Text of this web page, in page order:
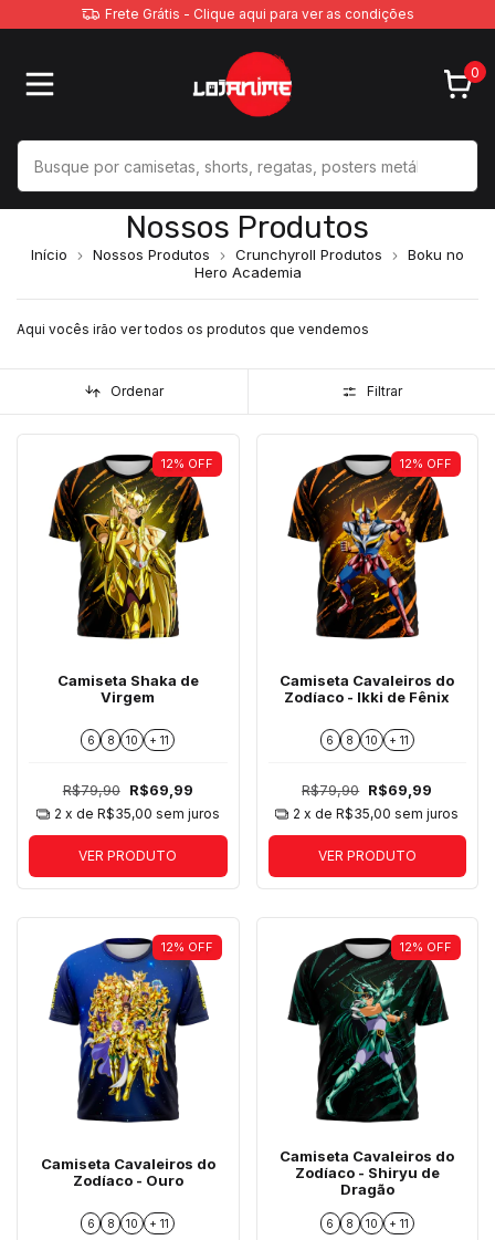
Frete Grátis - Clique aqui para ver as condições
0
Nossos Produtos
Início Nossos Produtos Crunchyroll Produtos
Boku no
Hero Academia
Aqui vocês irão ver todos os produtos que vendemos
Ordenar Filtrar
12% OFF
Camiseta Shaka de
Virgem
6 8 10 + 11
R$79,90 R$69,99
2 x de R$35,00 sem juros
VER PRODUTO
12% OFF
Camiseta Cavaleiros do
Zodíaco - Ikki de Fênix
6 8 10 + 11
R$79,90 R$69,99
2 x deR$35,00 sem juros
VER PRODUTO
12% OFF
Camiseta Cavaleiros do
Zodíaco - Ouro
6 8 10 + 11
12% OFF
Camiseta Cavaleiros do
Zodíaco - Shiryu de
Dragão
6 8 10 + 11